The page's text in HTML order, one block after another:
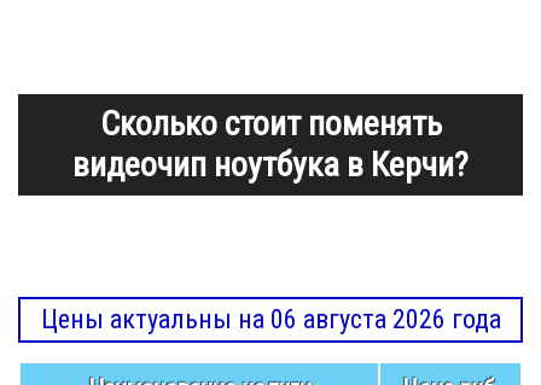
Сколько стоит поменять
видеочип ноутбука в Керчи?
Цены актуальны на 06 августа 2026 года